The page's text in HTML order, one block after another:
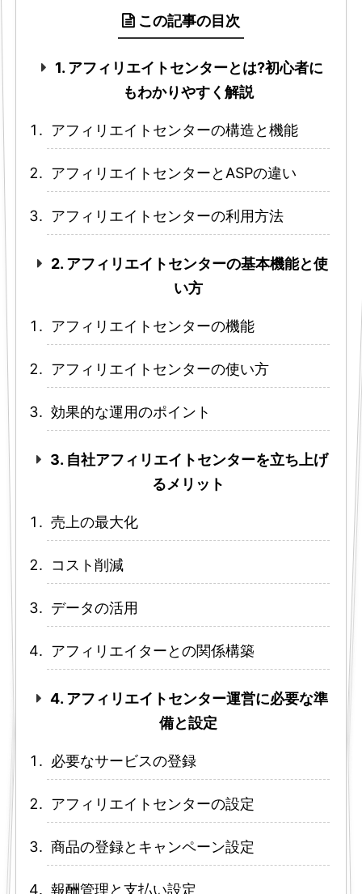
この記事の目次
1. アフィリエイトセンターとは?初心者に
もわかりやすく解説
アフィリエイトセンターの構造と機能
アフィリエイトセンターとASPの違い
アフィリエイトセンターの利用方法
2. アフィリエイトセンターの基本機能と使
い方
アフィリエイトセンターの機能
アフィリエイトセンターの使い方
効果的な運用のポイント
3. 自社アフィリエイトセンターを立ち上げ
るメリット
売上の最大化
コスト削減
データの活用
アフィリエイターとの関係構築
4. アフィリエイトセンター運営に必要な準
備と設定
必要なサービスの登録
アフィリエイトセンターの設定
商品の登録とキャンペーン設定
報酬管理と支払い設定